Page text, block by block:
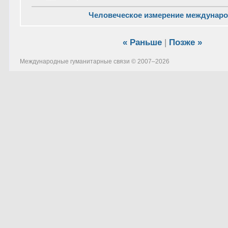
Человеческое измерение
« Раньше| Позже »
Международные гуманитарные связи © 2007–2026